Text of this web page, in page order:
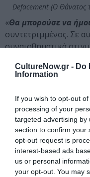
CultureNow.gr - Do
Information
If you wish to opt-out
processing of your
targeted advertising by
section to confirm your
opt-out request is
interest-based ads
us or personal
your opt-out. You may
Defacement (Ο Θάνατος
«Θα μπορούσε να
συντετριμμένος. Σε
συναισθηματικά
Stewart), έναν
απεικονίζει με
έτοιμους να
απρόσωπη σιλουέτα,
κατευθύνεται προς
τον αδικοχαμένο
Απομόνωση και